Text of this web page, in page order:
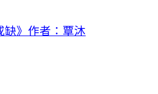
缺》作者：覃沐